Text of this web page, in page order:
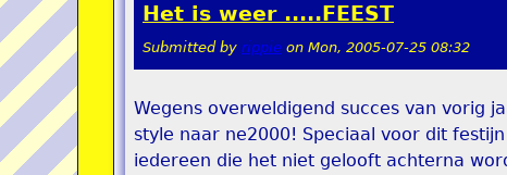
Het is weer .....FEEST
Submitted by rippie on Mon, 2005-07-25 08:32
Wegens overweldigend succes van vorig
style naar ne2000! Speciaal voor dit
iedereen die het niet gelooft achterna